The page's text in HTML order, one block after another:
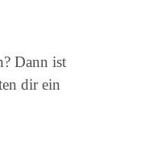
Dann ist
dir ein